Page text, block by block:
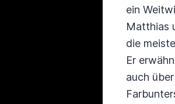
ein
Matthias
die
Er
auch